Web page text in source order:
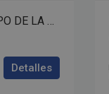
PARA ENTRAR A VIVIR EN CAMPO DE LA VERDAD (Zona Baja) – bp02-00511
Detalles